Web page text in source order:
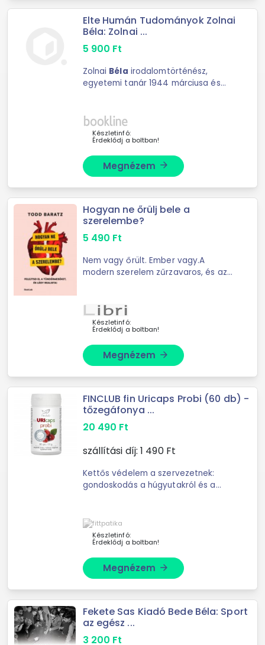
Elte Humán Tudományok Zolnai
Béla: Zolnai ...
5 900 Ft
Zolnai Béla irodalomtörténész,
egyetemi tanár 1944 márciusa és
Készletinfó:
Érdeklődj a boltban!
Megnézem arrow_forward
Hogyan ne őrülj bele a
szerelembe?
5 490 Ft
Nem vagy őrült. Ember vagy.A
modern szerelem zűrzavaros, és az
kapcsolatra vágysz, csatold be a
Készletinfó:
Érdeklődj a boltban!
Megnézem arrow_forward
FINCLUB fin Uricaps Probi (60 db) -
tőzegáfonya ...
20 490 Ft
szállítási díj: 1 490Ft
Kettős védelem a szervezetnek:
gondoskodás a húgyutakról és a
Készletinfó:
Érdeklődj a boltban!
Megnézem arrow_forward
Fekete Sas Kiadó Bede Béla: Sport
az egész ...
3 200 Ft